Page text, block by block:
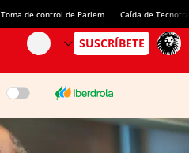
Toma de control de Parlem Caída de